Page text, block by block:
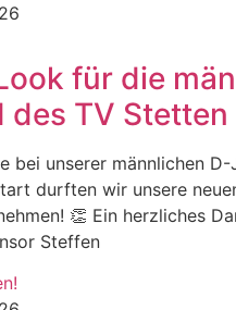
für die
des TV Stetten
bei unserer männlichen
durften wir unsere
👏 Ein herzliches
Steffen